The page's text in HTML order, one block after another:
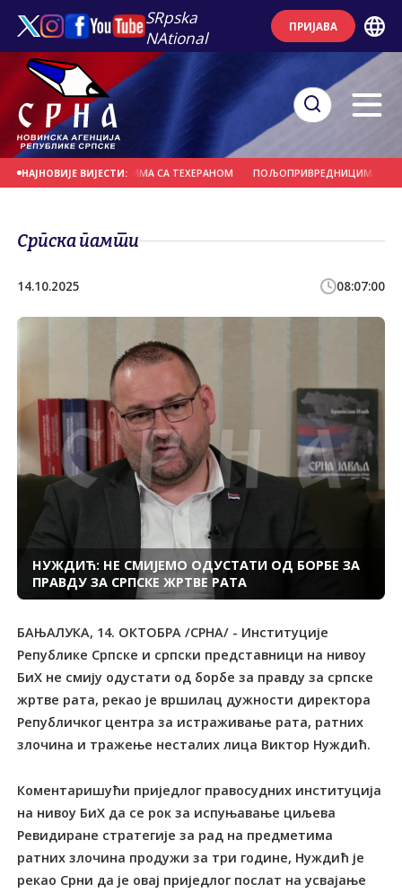
SRpska
NAtional
ПРИЈАВА
НАЈНОВИЈЕ ВИЈЕСТИ:
У ПРЕГОВОРИМА СА ТЕХЕРАНОМ ПОЉОПРИВРЕДНИЦИМА
Српска памти
14.10.2025 08:07:00
НУЖДИЋ: НЕ СМИЈЕМО ОДУСТАТИ ОД БОРБЕ ЗА
ПРАВДУ ЗА СРПСКЕ ЖРТВЕ РАТА
БАЊАЛУКА, 14. ОКТОБРА /СРНА/ - Институције
Републике Српске и српски представници на нивоу
БиХ не смију одустати од борбе за правду за српске
жртве рата, рекао је вршилац дужности директора
Републичког центра за истраживање рата, ратних
злочина и тражење несталих лица Виктор Нуждић.
Коментаришући приједлог правосудних институција
на нивоу БиХ да се рок за испуњавање циљева
Ревидиране стратегије за рад на предметима
ратних злочина продужи за три године, Нуждић је
рекао Срни да је овај приједлог послат на усвајање